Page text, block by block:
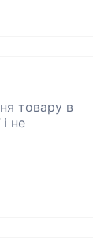
товару в
не